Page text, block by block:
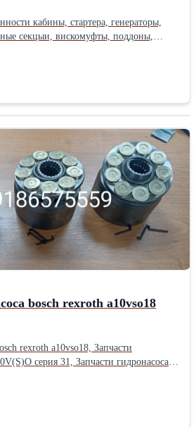
кабины, стартера, генераторы,
секцыи, вискомуфты, поддоны,
, проводка, радиаторы, интеркуллеры,
распредвалы, гуры, балк и
супорта, полуоси, воздушные краны,
есть новые запчасти на эти авто.
любыми способами, возможна
bosch rexroth a10vso18
rexroth a10vso18, Запчасти
серия 31, Запчасти гидронасоса
31, Запчасти гидронасоса bosch rexroth
rexroth a10vso18, Запчасти
rexroth a10vso18, Запчасти аксиально-